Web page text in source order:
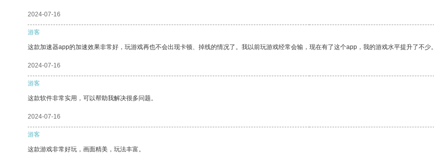
2024-07-16
游客
这款加速器app的加速效果非常好，玩游戏再也不会出现卡顿、掉线的情况了。我以前玩游戏经常会输，现在有了这个app，我的游戏水平提升了不少。
2024-07-16
游客
这款软件非常实用，可以帮助我解决很多问题。
2024-07-16
游客
这款游戏非常好玩，画面精美，玩法丰富。